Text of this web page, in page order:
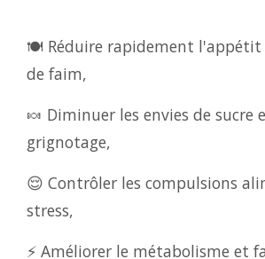
🍽️ Réduire rapidement l'appétit
de faim,
🍬 Diminuer les envies de sucre
grignotage,
😌 Contrôler les compulsions
stress,
⚡ Améliorer le métabolisme et